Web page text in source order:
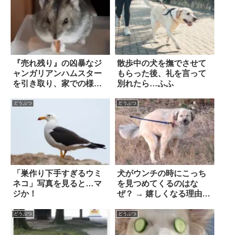
『売れ残り』の凶暴なジ
ャンガリアンハムスター
を引き取り、家での様子
散歩中の犬を撫でさせて
もらった後、礼を言って
別れたら…ふふ
どうぶつ
「巣作り下手すぎるウミ
ネコ」写真を見ると…マ
ジか！
どうぶつ
犬がウンチの時にこっち
を見つめてくるのはな
ぜ？ → 嬉しくなる理由が
どうぶつ どうぶつ